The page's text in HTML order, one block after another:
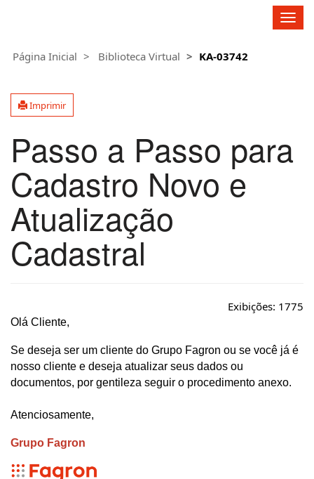
A
l
a
v
Página Inicial Biblioteca Virtual KA-03742
Imprimir
Passo a Passo para
Cadastro Novo e
Atualização
Cadastral
Exibições: 1775
Olá Cliente,
Se deseja ser um cliente do Grupo Fagron ou se você já é
nosso cliente e deseja atualizar seus dados ou
documentos, por gentileza seguir o procedimento anexo.
Atenciosamente,
Grupo Fagron